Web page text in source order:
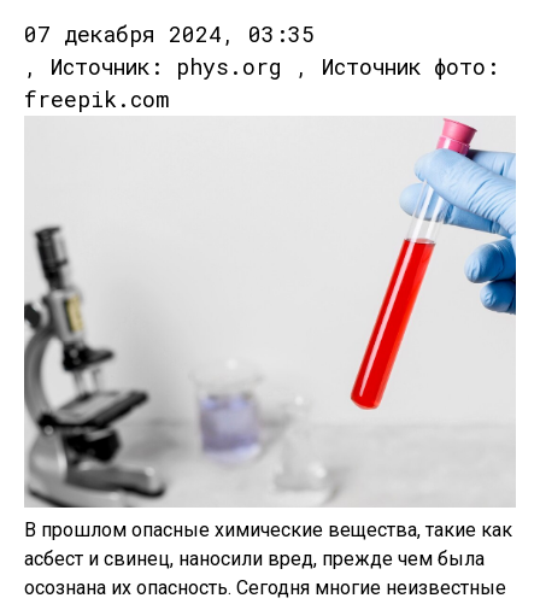
07 декабря 2024, 03:35
, Источник: phys.org , Источник фото:
freepik.com
В прошлом опасные химические вещества, такие как
асбест и свинец, наносили вред, прежде чем была
осознана их опасность. Сегодня многие неизвестные